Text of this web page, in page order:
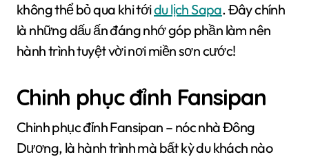
không thể bỏ qua khi tớidu lịch Sapa. Đây chính
là những dấu ấn đáng nhớ góp phần làm nên
hành trình tuyệt vời nơi miền sơn cước!
Chinh phục đỉnh Fansipan
Chinh phục đỉnh Fansipan – nóc nhà Đông
Dương, là hành trình mà bất kỳ du khách nào